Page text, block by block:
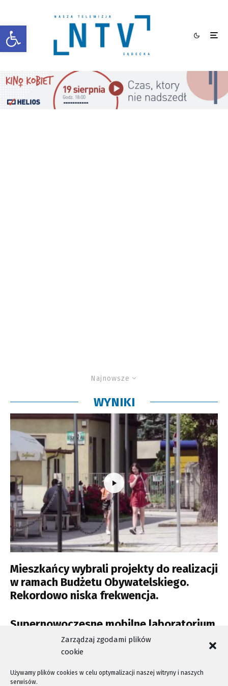
Otwórz pasek narzędzi
Zarządzaj zgodami plików
cookie
Używamy plików cookies w celu optymalizacji naszej witryny i naszych
serwisów.
Najnowsze
WYNIKI
Mieszkańcy wybrali projekty do realizacji
w ramach Budżetu Obywatelskiego.
Rekordowo niska frekwencja.
Supernowoczesne mobilne laboratorium
w 15 minut zbada jakość wody